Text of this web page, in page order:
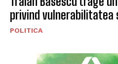
privind
POLITICA